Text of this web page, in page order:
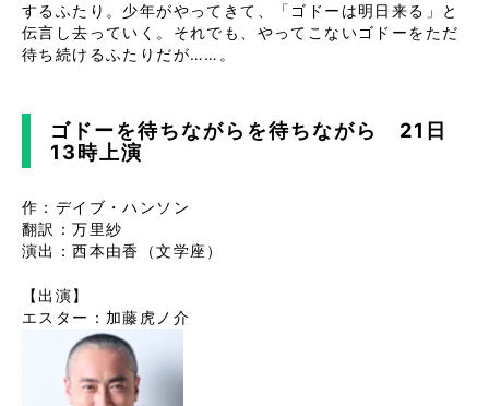
するふたり。少年がやってきて、「ゴドーは明日来る」と
伝言し去っていく。それでも、やってこないゴドーをただ
待ち続けるふたりだが……。
ゴドーを待ちながらを待ちながら 21日
13時上演
作：デイブ・ハンソン
翻訳：万里紗
演出：西本由香（文学座）
【出演】
エスター：加藤虎ノ介